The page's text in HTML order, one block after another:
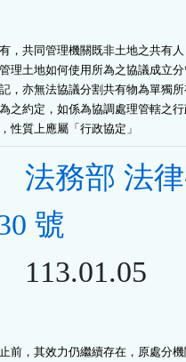
，共同管理機關既非土地之共有
理土地如何使用所為之協議成立
，亦無法協議分割共有物為單獨
之約定，如係為協調處理管轄之
性質上應屬「行政協定」
法務部 法
號
113.01.05
前，其效力仍繼續存在，原處分